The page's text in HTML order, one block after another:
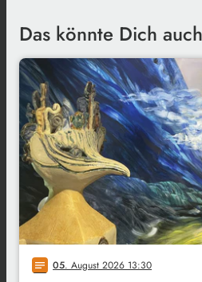
Das könnte Dich
notes 05. August 2026 13:30